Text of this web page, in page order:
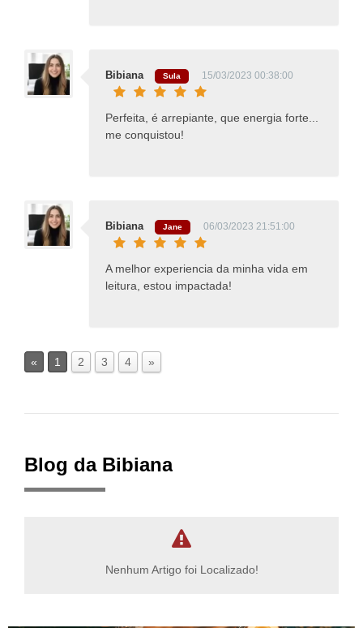
Bibiana Sula 15/03/2023 00:38:00
Perfeita, é arrepiante, que energia forte...
me conquistou!
Bibiana Jane 06/03/2023 21:51:00
A melhor experiencia da minha vida em
leitura, estou impactada!
« 1 2 3 4 »
Blog da Bibiana
Nenhum Artigo foi Localizado!